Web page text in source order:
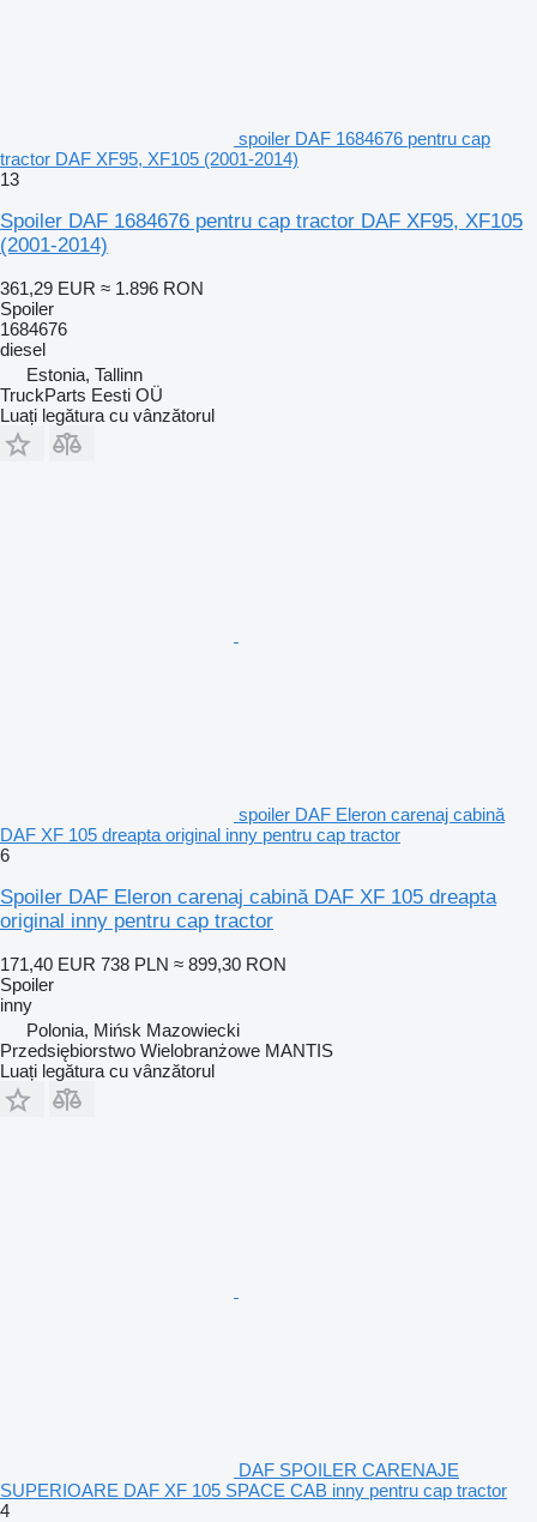
spoiler DAF 1684676 pentru cap
tractor DAF XF95, XF105 (2001-2014)
13
Spoiler DAF 1684676 pentru cap tractor DAF XF95, XF105
(2001-2014)
361,29 EUR ≈ 1.896 RON
Spoiler
1684676
diesel
Estonia, Tallinn
TruckParts Eesti OÜ
Luați legătura cu vânzătorul
spoiler DAF Eleron carenaj cabină
DAF XF 105 dreapta original inny pentru cap tractor
6
Spoiler DAF Eleron carenaj cabină DAF XF 105 dreapta
original inny pentru cap tractor
171,40 EUR 738 PLN ≈ 899,30 RON
Spoiler
inny
Polonia, Mińsk Mazowiecki
Przedsiębiorstwo Wielobranżowe MANTIS
Luați legătura cu vânzătorul
DAF SPOILER CARENAJE
SUPERIOARE DAF XF 105 SPACE CAB inny pentru cap tractor
4